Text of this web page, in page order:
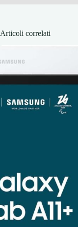
Articoli correlati